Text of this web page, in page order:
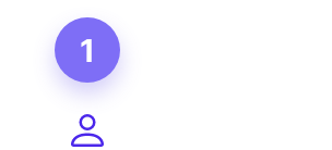
1